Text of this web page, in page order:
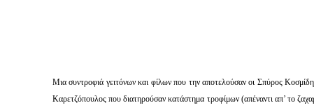
Μια συντροφιά γειτόνων και φίλων που την αποτελούσαν οι Σπύρος
Καρετζόπουλος που διατηρούσαν κατάστημα τροφίμων (απέναντι απ’ το